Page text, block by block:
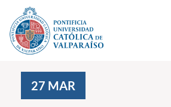
Click acá para ir directamente al contenido
Investigación, Creación e Innovación
27 MAR